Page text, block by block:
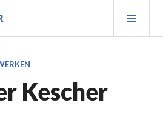
Kescher